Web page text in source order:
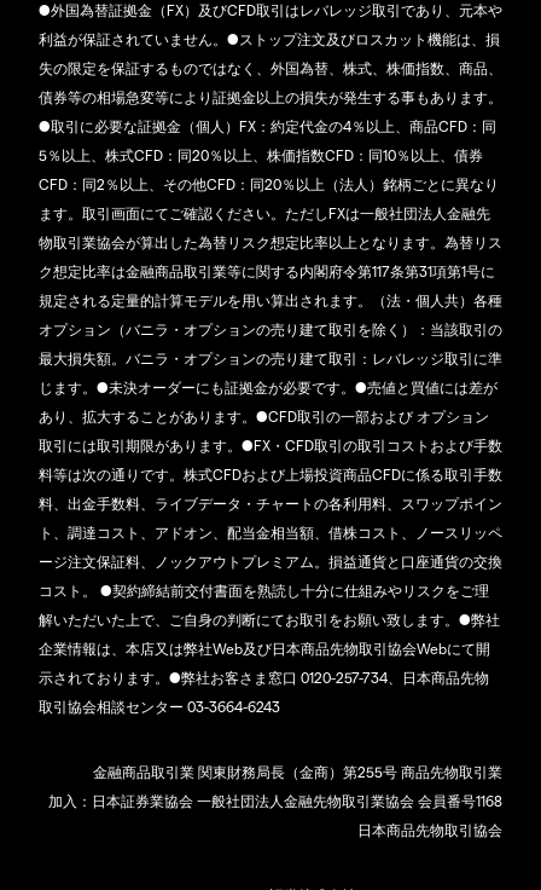
●外国為替証拠金（FX）及びCFD取引はレバレッジ取引であり、元本や
利益が保証されていません。●ストップ注文及びロスカット機能は、損
失の限定を保証するものではなく、外国為替、株式、株価指数、商品、
債券等の相場急変等により証拠金以上の損失が発生する事もあります。
●取引に必要な証拠金（個人）FX：約定代金の4％以上、商品CFD：同
5％以上、株式CFD：同20％以上、株価指数CFD：同10％以上、債券
CFD：同2％以上、その他CFD：同20％以上（法人）銘柄ごとに異なり
ます。取引画面にてご確認ください。ただしFXは一般社団法人金融先
物取引業協会が算出した為替リスク想定比率以上となります。為替リス
ク想定比率は金融商品取引業等に関する内閣府令第117条第31項第1号に
規定される定量的計算モデルを用い算出されます。（法・個人共）各種
オプション（バニラ・オプションの売り建て取引を除く）：当該取引の
最大損失額。バニラ・オプションの売り建て取引：レバレッジ取引に準
じます。●未決オーダーにも証拠金が必要です。●売値と買値には差が
あり、拡大することがあります。●CFD取引の一部および オプション
取引には取引期限があります。●FX・CFD取引の取引コストおよび手数
料等は次の通りです。株式CFDおよび上場投資商品CFDに係る取引手数
料、出金手数料、ライブデータ・チャートの各利用料、スワップポイン
ト、調達コスト、アドオン、配当金相当額、借株コスト、ノースリッペ
ージ注文保証料、ノックアウトプレミアム。損益通貨と口座通貨の交換
コスト。 ●契約締結前交付書面を熟読し十分に仕組みやリスクをご理
解いただいた上で、ご自身の判断にてお取引をお願い致します。●弊社
企業情報は、本店又は弊社Web及び日本商品先物取引協会Webにて開
示されております。●弊社お客さま窓口 0120-257-734、日本商品先物
取引協会相談センター 03-3664-6243
金融商品取引業 関東財務局長（金商）第255号 商品先物取引業
加入：日本証券業協会 一般社団法人金融先物取引業協会 会員番号1168
日本商品先物取引協会